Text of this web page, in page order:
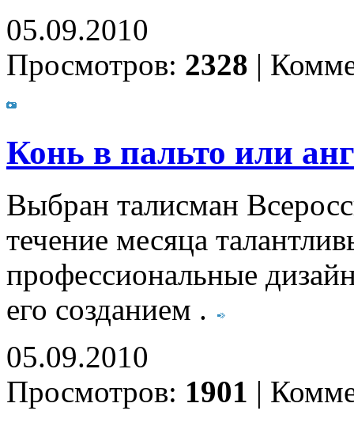
05.09.2010
Просмотров: 2328 |
Конь в пальто или
Выбран талисман
течение месяца
профессиональные
его созданием .
05.09.2010
Просмотров: 1901 |